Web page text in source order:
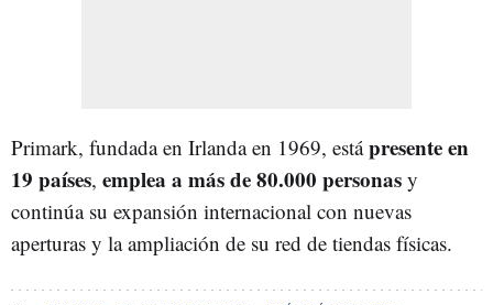
Primark, fundada en Irlanda en 1969, estápresente en
19 países, emplea a más de 80.000 personas y
continúa su expansión internacional con nuevas
aperturas y la ampliación de su red de tiendas físicas.